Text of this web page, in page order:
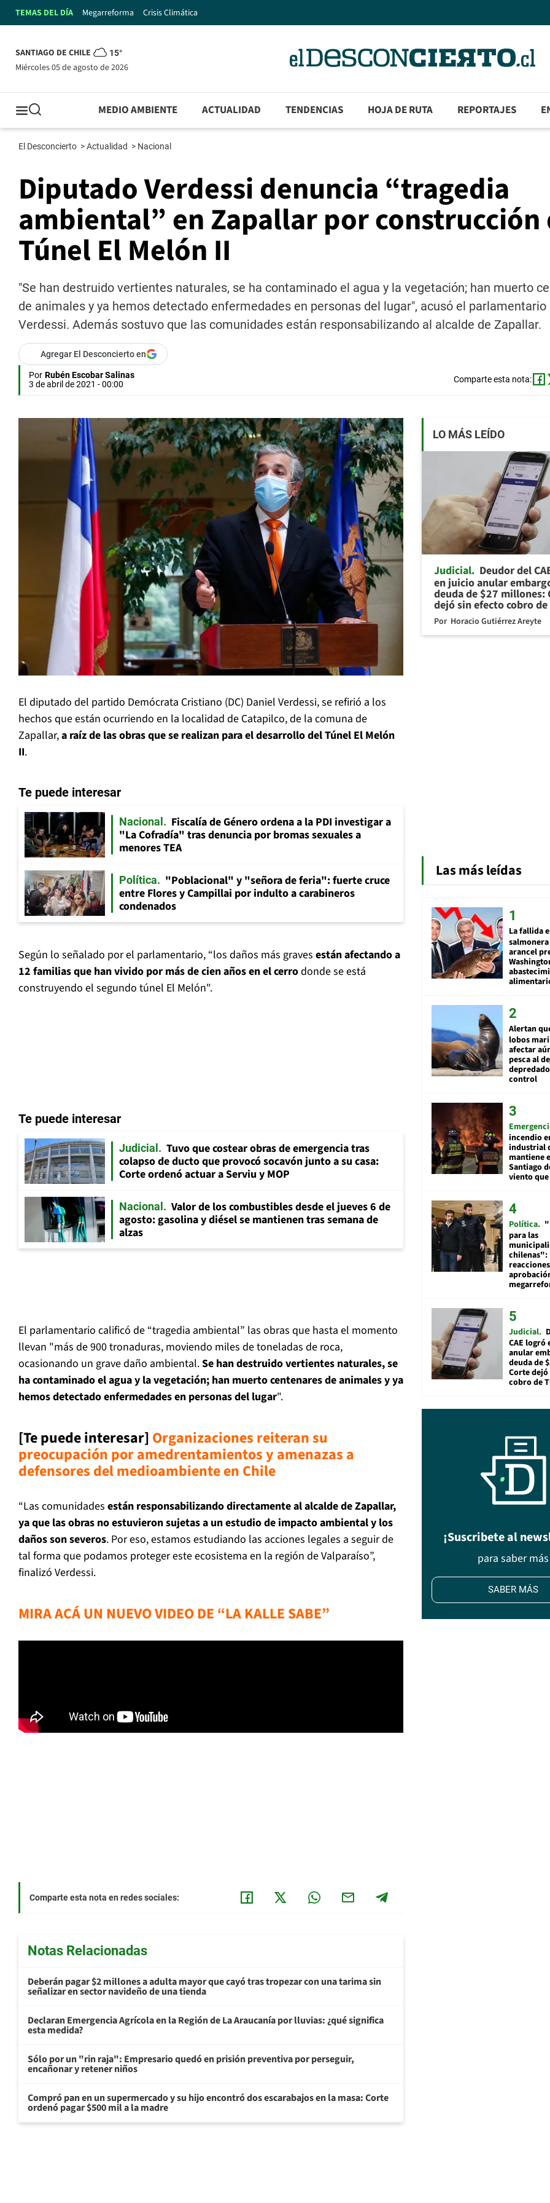
TEMAS DEL DÍA Megarreforma Crisis Climática
SANTIAGO DE CHILE 15°
miércoles 05 de agosto de 2026
MEDIO AMBIENTE ACTUALIDAD TENDENCIAS HOJA DE RUTA REPORTAJES
El Desconcierto >Actualidad > Nacional
Diputado Verdessi denuncia “tragedia
ambiental” en Zapallar por construcción
Túnel El Melón II
"Se han destruido vertientes naturales, se ha contaminado el agua y la vegetación; han muerto
de animales y ya hemos detectado enfermedades en personas del lugar", acusó el parlamentario
Verdessi. Además sostuvo que las comunidades están responsabilizando al alcalde de Zapallar.
Agregar El Desconcierto en
Por Rubén Escobar Salinas
3 de abril de 2021 - 00:00
Comparte esta nota:
El diputado del partido Demócrata Cristiano (DC) Daniel Verdessi, se refirió a los
hechos que están ocurriendo en la localidad de Catapilco, de la comuna de
Zapallar,a raíz de las obras que se realizan para el desarrollo del Túnel El Melón
II.
Te puede interesar
Nacional
Fiscalía de Género ordena a la PDI investigar a
"La Cofradía" tras denuncia por bromas sexuales a
menores TEA
Política
"Poblacional" y "señora de feria": fuerte cruce
entre Flores y Campillai por indulto a carabineros
condenados
Según lo señalado por el parlamentario, “los daños más graves están afectando a
12 familias que han vivido por más de cien años en el cerrodonde se está
construyendo el segundo túnel El Melón".
Te puede interesar
Judicial
Tuvo que costear obras de emergencia tras
colapso de ducto que provocó socavón junto a su casa:
Corte ordenó actuar a Serviu y MOP
Nacional
Valor de los combustibles desde el jueves 6 de
agosto: gasolina y diésel se mantienen tras semana de
alzas
El parlamentario calificó de “tragedia ambiental” las obras que hasta el momento
llevan "más de 900 tronaduras, moviendo miles de toneladas de roca,
ocasionando un grave daño ambiental.Se han destruido vertientes naturales, se
ha contaminado el agua y la vegetación; han muerto centenares de animales y ya
hemos detectado enfermedades en personas del lugar".
[Te puede interesar] Organizaciones reiteran su
preocupación por amedrentamientos y amenazas a
defensores del medioambiente en Chile
“Las comunidades están responsabilizando directamente al alcalde de Zapallar,
ya que las obras no estuvieron sujetas a un estudio de impacto ambiental y los
daños son severos. Por eso, estamos estudiando las acciones legales a seguir de
tal forma que podamos proteger este ecosistema en la región de Valparaíso”,
finalizó Verdessi.
MIRA ACÁ UN NUEVO VIDEO DE “LA KALLE SABE”
Comparte esta nota en redes sociales:
Notas Relacionadas
Deberán pagar $2 millones a adulta mayor que cayó tras tropezar con una tarima sin
señalizar en sector navideño de una tienda
Declaran Emergencia Agrícola en la Región de La Araucanía por lluvias: ¿qué significa
esta medida?
Sólo por un "rin raja": Empresario quedó en prisión preventiva por perseguir,
encañonar y retener niños
Compró pan en un supermercado y su hijo encontró dos escarabajos en la masa: Corte
ordenó pagar $500 mil a la madre
LO MÁS LEÍDO
Judicial Deudor del
en juicio anular
deuda de $27 millones:
dejó sin efecto cobro de
Por Horacio Gutiérrez Areyte
Las más leídas
La fallida
arancel
Alertan
lobos
afectar
pesca al
control
incendio
industrial
mantiene
Santiago
viento que
Política
para las
chilenas":
Judicial
CAE logró
anular
deuda de
Corte
cobro de
¡Suscribete al
para saber más
SABER MÁS